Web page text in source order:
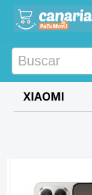
XIAOMI